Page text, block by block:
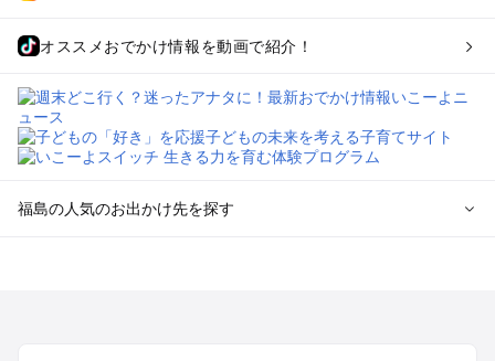
オススメおでかけ情報を動画で紹介！
福島の人気のお出かけ先を探す